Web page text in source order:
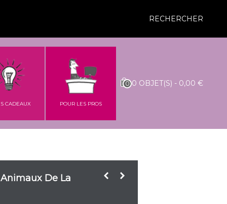
RECHERCHER
CADEAUX POUR LES PROS
0 0 OBJET(S) - 0,00 €
De La